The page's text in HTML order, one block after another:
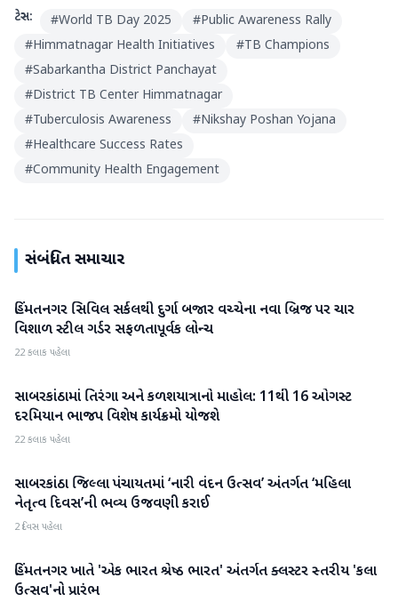
ટેગ્સ: #World TB Day 2025 #Public Awareness Rally
#Himmatnagar Health Initiatives #TB Champions
#Sabarkantha District Panchayat
#District TB Center Himmatnagar
#Tuberculosis Awareness #Nikshay Poshan Yojana
#Healthcare Success Rates
#Community Health Engagement
સંબંધિત સમાચાર
સાબરકાંઠા
હિંમતનગર સિવિલ સર્કલથી દુર્ગા બજાર વચ્ચેના નવા બ્રિજ પર ચાર
વિશાળ સ્ટીલ ગર્ડર સફળતાપૂર્વક લોન્ચ
22 કલાક પહેલા
સાબરકાંઠા
સાબરકાંઠામાં તિરંગા અને કળશયાત્રાનો માહોલ: 11થી 16 ઓગસ્ટ
દરમિયાન ભાજપ વિશેષ કાર્યક્રમો યોજશે
22 કલાક પહેલા
સાબરકાંઠા
સાબરકાંઠા જિલ્લા પંચાયતમાં ‘નારી વંદન ઉત્સવ’ અંતર્ગત ‘મહિલા
નેતૃત્વ દિવસ’ની ભવ્ય ઉજવણી કરાઈ
2 દિવસ પહેલા
સાબરકાંઠા
હિંમતનગર ખાતે 'એક ભારત શ્રેષ્ઠ ભારત' અંતર્ગત ક્લસ્ટર સ્તરીય 'કલા
ઉત્સવ'નો પ્રારંભ